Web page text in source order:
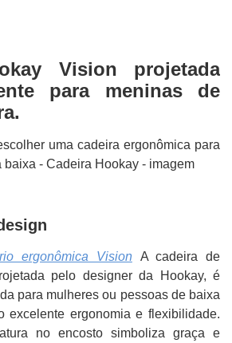
Vision projetada
para meninas de
ergonômica Vision A cadeira de
pelo designer da Hookay, é
para mulheres ou pessoas de baixa
excelente ergonomia e flexibilidade.
no encosto simboliza graça e